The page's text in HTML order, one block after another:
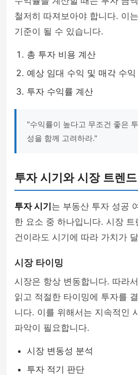
철저히 따져보아야 합니다. 이
기준이 될 수 있습니다.
총 투자 비용 계산
예상 임대 수익 및 매각 수익
투자 수익률 계산
"수익률이 높다고 무조건 좋은
성을 함께 고려하라."
투자 시기와 시장 트렌드
투자 시기 는 부동산 투자 성공
한 요소 중 하나입니다. 시장
건이라도 시기에 따라 가치가
시장 타이밍
시장은 항상 변동합니다. 따라
읽고 적절한 타이밍에 투자를
니다. 이를 위해서는 지속적인
파악이 필요합니다.
시장 변동성 분석
투자 적기 판단